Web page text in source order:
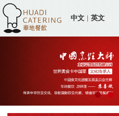
中文 英文